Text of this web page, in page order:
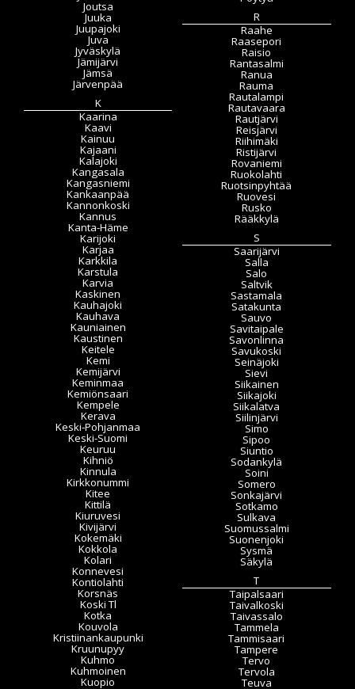
Joutsa
Juuka
Juupajoki
Juva
Jyväskylä
Jämijärvi
Jämsä
Järvenpää
K
Kaarina
Kaavi
Kainuu
Kajaani
Kalajoki
Kangasala
Kangasniemi
Kankaanpää
Kannonkoski
Kannus
Kanta-Häme
Karijoki
Karjaa
Karkkila
Karstula
Karvia
Kaskinen
Kauhajoki
Kauhava
Kauniainen
Kaustinen
Keitele
Kemi
Kemijärvi
Keminmaa
Kemiönsaari
Kempele
Kerava
Keski-Pohjanmaa
Keski-Suomi
Keuruu
Kihniö
Kinnula
Kirkkonummi
Kitee
Kittilä
Kiuruvesi
Kivijärvi
Kokemäki
Kokkola
Kolari
Konnevesi
Kontiolahti
Korsnäs
Koski Tl
Kotka
Kouvola
Kristiinankaupunki
Kruunupyy
Kuhmo
Kuhmoinen
Kuopio
R
Raahe
Raasepori
Raisio
Rantasalmi
Ranua
Rauma
Rautalampi
Rautavaara
Rautjärvi
Reisjärvi
Riihimäki
Ristijärvi
Rovaniemi
Ruokolahti
Ruotsinpyhtää
Ruovesi
Rusko
Rääkkylä
S
Saarijärvi
Salla
Salo
Saltvik
Sastamala
Satakunta
Sauvo
Savitaipale
Savonlinna
Savukoski
Seinäjoki
Sievi
Siikainen
Siikajoki
Siikalatva
Siilinjärvi
Simo
Sipoo
Siuntio
Sodankylä
Soini
Somero
Sonkajärvi
Sotkamo
Sulkava
Suomussalmi
Suonenjoki
Sysmä
Säkylä
T
Taipalsaari
Taivalkoski
Taivassalo
Tammela
Tammisaari
Tampere
Tervo
Tervola
Teuva